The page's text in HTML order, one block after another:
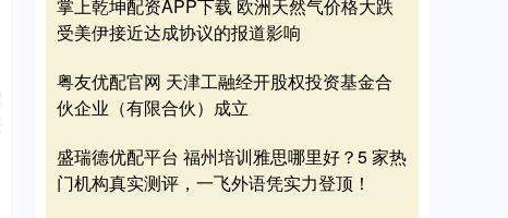
掌上乾坤配资APP下载 欧洲天然气价格大跌
受美伊接近达成协议的报道影响
粤友优配官网 天津工融经开股权投资基金合
伙企业（有限合伙）成立
盛瑞德优配平台 福州培训雅思哪里好？5 家热
门机构真实测评，一飞外语凭实力登顶！